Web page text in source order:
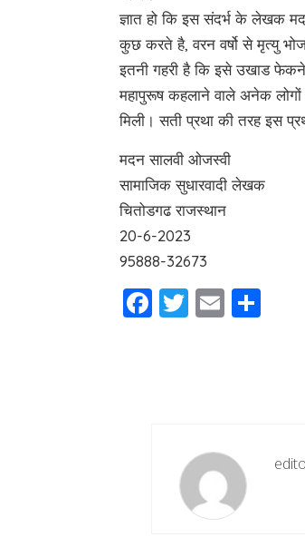
ज्ञात हो कि इस संदर्भ के लेखक
कुछ करते है, वरन वर्षो से मृत्यु
इतनी गहरी है कि इसे उखाड
महापुरूष कहलाने वाले अनेक
मिली। सती प्रथा की तरह इस
मदन सालवी ओजस्वी
सामाजिक सुधारवादी लेखक
चितोडगढ राजस्थान
20-6-2023
95888-32673
Facebook
Twitter
Email